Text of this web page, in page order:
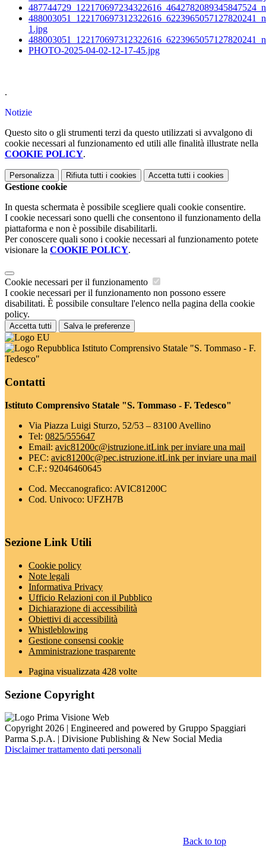
1.jpg
PHOTO-2025-04-02-12-17-45.jpg
.
Notizie
Questo sito o gli strumenti terzi da questo utilizzati si avvalgono di
cookie necessari al funzionamento ed utili alle finalità illustrate nella
COOKIE POLICY.
Personalizza Rifiuta tutti i cookies Accetta tutti i cookies
Gestione cookie
In questa schermata è possibile scegliere quali cookie consentire.
I cookie necessari sono quelli che consentono il funzionamento della
piattaforma e non è possibile disabilitarli.
Per conoscere quali sono i cookie necessari al funzionamento potete
visionare la COOKIE POLICY.
Cookie necessari per il funzionamento
I cookie necessari per il funzionamento non possono essere
disabilitati. È possibile consultare l'elenco nella pagina della cookie
policy.
Accetta tutti Salva le preferenze
Istituto Comprensivo Statale "S. Tommaso - F.
Tedesco"
Contatti
Istituto Comprensivo Statale "S. Tommaso - F. Tedesco"
Via Piazza Luigi Sturzo, 52/53 – 83100 Avellino
Tel: 0825/555647
Email: avic81200c@istruzione.itLink per inviare una mail
PEC: avic81200c@pec.istruzione.itLink per inviare una mail
C.F.: 92046460645
Cod. Meccanografico: AVIC81200C
Cod. Univoco: UFZH7B
Sezione Link Utili
Cookie policy
Note legali
Informativa Privacy
Ufficio Relazioni con il Pubblico
Dichiarazione di accessibilità
Obiettivi di accessibilità
Whistleblowing
Gestione consensi cookie
Amministrazione trasparente
Pagina visualizzata 428 volte
Sezione Copyright
Copyright 2026 | Engineered and powered by Gruppo Spaggiari
Parma S.p.A. | Divisione Publishing & New Social Media
Disclaimer trattamento dati personali
Back to top